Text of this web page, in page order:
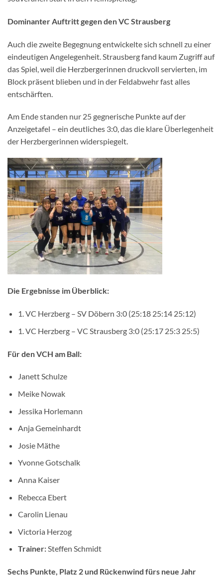
Dominanter Auftritt gegen den VC Strausberg
Auch die zweite Begegnung entwickelte sich schnell zu einer
eindeutigen Angelegenheit. Strausberg fand kaum Zugriff auf
das Spiel, weil die Herzbergerinnen druckvoll servierten, im
Block präsent blieben und in der Feldabwehr fast alles
entschärften.
Am Ende standen nur 25 gegnerische Punkte auf der
Anzeigetafel – ein deutliches 3:0, das die klare Überlegenheit
der Herzbergerinnen widerspiegelt.
Die Ergebnisse im Überblick:
1. VC Herzberg – SV Döbern 3:0 (25:18 25:14 25:12)
1. VC Herzberg – VC Strausberg 3:0 (25:17 25:3 25:5)
Für den VCH am Ball:
Janett Schulze
Meike Nowak
Jessika Horlemann
Anja Gemeinhardt
Josie Mäthe
Yvonne Gotschalk
Anna Kaiser
Rebecca Ebert
Carolin Lienau
Victoria Herzog
Trainer:Steffen Schmidt
Sechs Punkte, Platz 2 und Rückenwind fürs neue Jahr